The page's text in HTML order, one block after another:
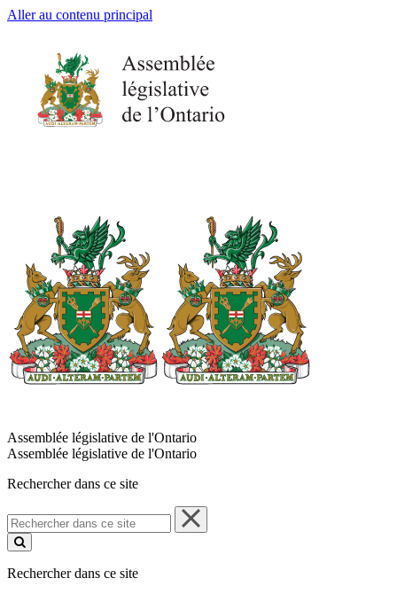
Aller au contenu principal
Assemblée législative de l'Ontario
Assemblée législative de l'Ontario
Rechercher dans ce site
Rechercher
dans
ce
Rechercher dans ce site